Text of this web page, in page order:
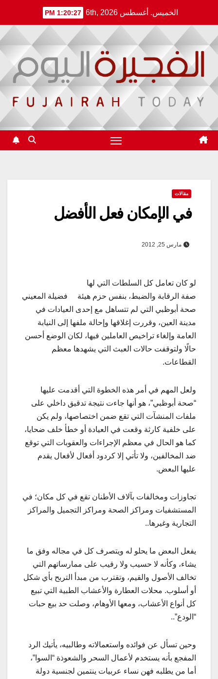
content
الخميس. أغسطس 6th, 2026 1:20:28 PM
مقالات
في الإمكان فعل الأفضل
مارس 25, 2012
فضيلة المعيني
لو كان تعامل كل السلطات التي لها
صفة الرقابة والضبط، بنفس حزم هيئة
صحة أبوظبي التي لم تتساهل مع إحدى العيادات في
مدينة العين، وقررت إغلاقها وإحالة ملفها إلى النيابة
العامة وإلغاء تراخيص العاملين فيها، لكان الوضع أحسن
حالًا ولتوقفت حالات العبث التي يشهدها معظم
القطاعات.
ولعل المهم في أمر هذه الخطوة التي أقدمت عليها
“صحة أبوظبي”، هو أنها جاءت نتيجة تدقيق داخلي على
ملفات المنشآت التي تقع ضمن اختصاصها، ولم يكن
على خلفية كارثة وقعت في العيادة أو خطأ خلف ضحايا،
كما هو الحال في معظم الإجراءات والعقوبات التي توقع
ضد المخالفين، ولا تأتي إلا كردود أفعال لأفعال يقدم
عليها البعض.
تجاوزات ومخالفات بآلاف الأطنان تقع في كل مكان؛ في
المستشفيات ومراكز الصحة ومراكز التجميل والمراكز
التجارية وغيرها..
يفعل البعض ما يحلو له ويتصرف كل في مجاله وفق ما
يشاء، وكأنه لا حسيب ولا رقيب على ممارساتهم التي
تخالف الأصول والقيم، وتقترب من مبدأ التربح بأي شكل
أو أسلوب. محلات العطارة والأعشاب الطبية التي تبيع
كل أنواع الأعشاب، ومعها الأوهام، وصلت حد بيع حبات
“الودع”..
وحين تسأل عن فوائده واستعمالاته وطالبيه، يأتيك الرد
المفجع بأنه يستخدم لأعمال السحر والشعوذة “السوا”،
أما من يطلبه فهن نساء عربيات ينتمين لجنسية دولة